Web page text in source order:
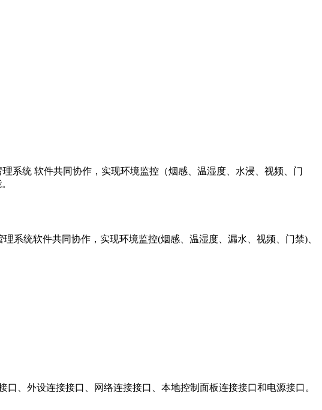
系统 软件共同协作，实现环境监控（烟感、温湿度、水浸、视频、门
系统软件共同协作，实现环境监控(烟感、温湿度、漏水、视频、门禁)、
、外设连接接口、网络连接接口、本地控制面板连接接口和电源接口。